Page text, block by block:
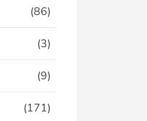
(86)
(3)
(9)
(171)